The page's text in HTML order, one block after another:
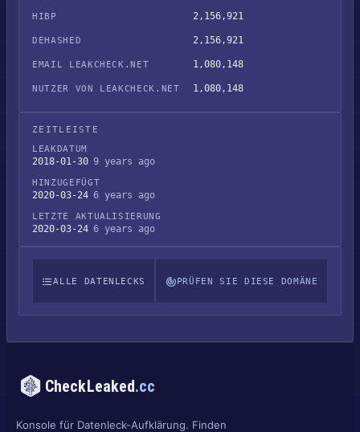
HIBP
2,156,921
DEHASHED 2,156,921
EMAIL LEAKCHECK.NET 1,080,148
NUTZER VON LEAKCHECK.NET 1,080,148
ZEITLEISTE
LEAKDATUM
2018-01-30 9 years ago
HINZUGEFÜGT
2020-03-24 6 years ago
LETZTE AKTUALISIERUNG
2020-03-24 6 years ago
ALLE DATENLECKS PRÜFEN SIE DIESE DOMÄNE
CheckLeaked.cc
Konsole für Datenleck-Aufklärung. Finden